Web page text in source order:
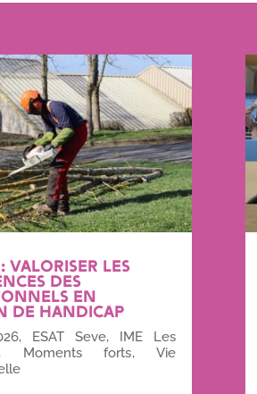
VALORISER LES
DES
EN
DE HANDICAP
, ESAT Seve, IME Les
Moments forts, Vie